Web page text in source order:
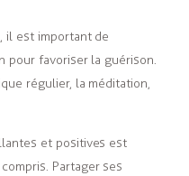
il est important de
pour favoriser la guérison.
régulier, la méditation,
et positives est
Partager ses